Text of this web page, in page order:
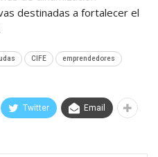
destinadas a fortalecer el
CIFE emprendedores
Twitter Email